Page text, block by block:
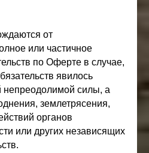
от
или частичное
по Оферте в случае,
явилось
непреодолимой силы, а
землетрясения,
органов
или других независящих